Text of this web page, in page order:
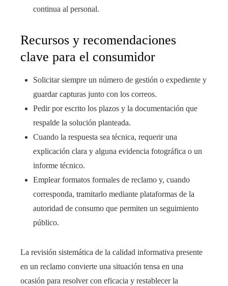
continua al personal.
Recursos y recomendaciones
clave para el consumidor
Solicitar siempre un número de gestión o expediente y
guardar capturas junto con los correos.
Pedir por escrito los plazos y la documentación que
respalde la solución planteada.
Cuando la respuesta sea técnica, requerir una
explicación clara y alguna evidencia fotográfica o un
informe técnico.
Emplear formatos formales de reclamo y, cuando
corresponda, tramitarlo mediante plataformas de la
autoridad de consumo que permiten un seguimiento
público.
La revisión sistemática de la calidad informativa presente
en un reclamo convierte una situación tensa en una
ocasión para resolver con eficacia y restablecer la